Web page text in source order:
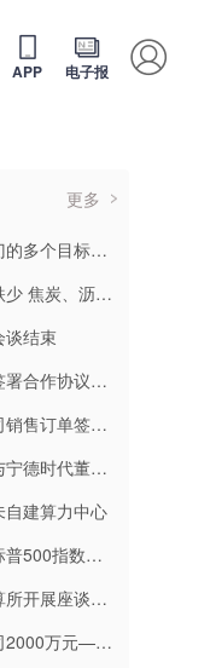
APP 电子报
更多
目标实施打击
、沥青涨超2%
谈结束
加强互联互通
同比增长超过70%
曾毓群举行会谈
建算力中心
指数涨0.2%
展座谈交流
万元回购股份